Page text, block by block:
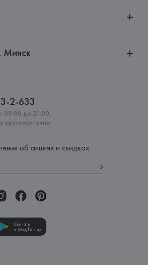
Минск
2-633
09:00 до 21:00,
круглосуточно
об акциях и скидках:
Скачать
в Google Play